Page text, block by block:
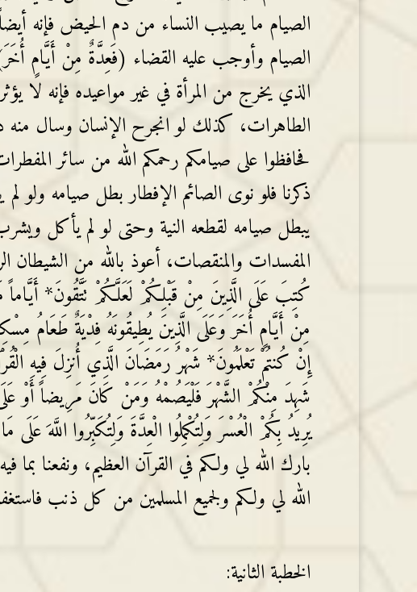
الصيام ما يصيب النساء من دم الحيض فإنه
الذي يخرج من المرأة في غير مواعيده فإنه لا
الطاهرات، كذلك لو انجرح الإنسان وسال منه
فحافظوا على صيامكم رحمكم الله من سائر
ذكرنا فلو نوى الصائم الإفطار بطل صيامه ولو
يبطل صيامه لقطعه النية وحتى لو لم يأكل
المفسدات والمنقصات، أعوذ بالله من الشيطان
كُتِبَ عَلَى الَّذِينَ مِنْ قَبْلِكُمْ لَعَلَّكُمْ تَتَّقُونَ*
مِنْ أَيَّامٍ أُخَرَ وَعَلَى الَّذِينَ يُطِيقُونَهُ فِدْيَةٌ طَعَامُ
إِنْ كُنتُمْ تَعْلَمُونَ* شَهْرُ رَمَضَانَ الَّذِي أُنزِلَ فِيهِ
شَهِدَ مِنْكُمْ الشَّهْرَ فَلْيَصُمْهُ وَمَنْ كَانَ مَرِيضاً أَوْ
بارك الله لي ولكم في القرآن العظيم، ونفعنا
الله لي ولكم ولجميع المسلمين من كل ذنب
الخطبة الثانية: